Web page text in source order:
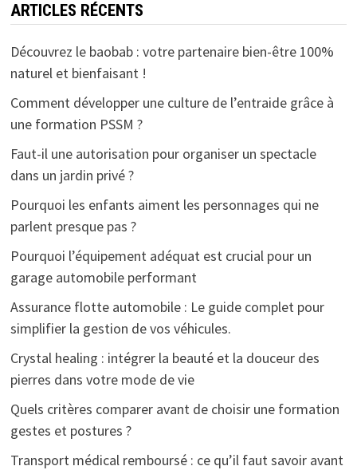
ARTICLES RÉCENTS
Découvrez le baobab : votre partenaire bien-être 100%
naturel et bienfaisant !
Comment développer une culture de l’entraide grâce à
une formation PSSM ?
Faut-il une autorisation pour organiser un spectacle
dans un jardin privé ?
Pourquoi les enfants aiment les personnages qui ne
parlent presque pas ?
Pourquoi l’équipement adéquat est crucial pour un
garage automobile performant
Assurance flotte automobile : Le guide complet pour
simplifier la gestion de vos véhicules.
Crystal healing : intégrer la beauté et la douceur des
pierres dans votre mode de vie
Quels critères comparer avant de choisir une formation
gestes et postures ?
Transport médical remboursé : ce qu’il faut savoir avant